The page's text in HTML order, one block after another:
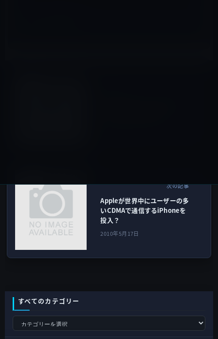
次の記事
Appleが世界中にユーザーの多
いCDMAで通信するiPhoneを
投入？
2010年5月17日
すべてのカテゴリー